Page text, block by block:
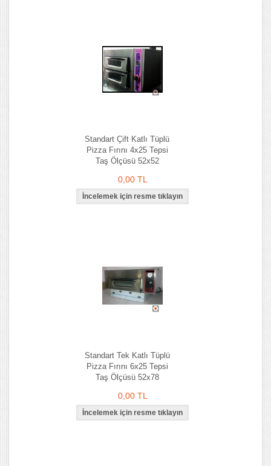
Standart Çift Katlı Tüplü
Pizza Fırını 4x25 Tepsi
Taş Ölçüsü 52x52
0,00 TL
Standart Tek Katlı Tüplü
Pizza Fırını 6x25 Tepsi
Taş Ölçüsü 52x78
0,00 TL